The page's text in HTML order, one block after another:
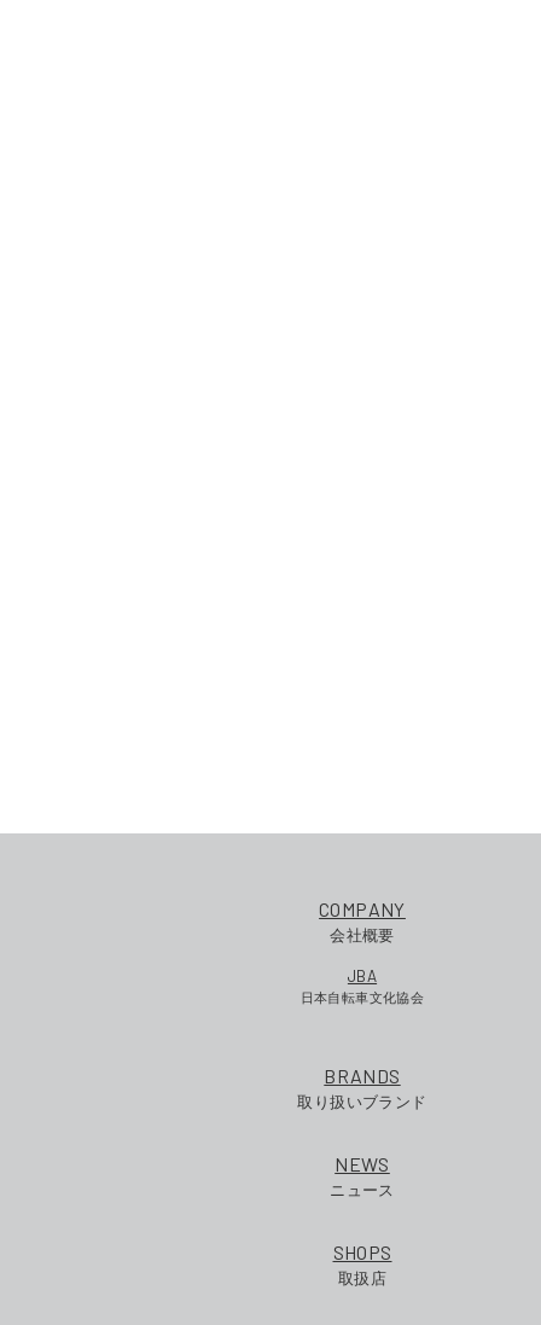
COMPANY
会社概要
JBA
日本自転車文化協会
BRANDS
取り扱いブランド
NEWS
ニュース
SHOPS
取扱店